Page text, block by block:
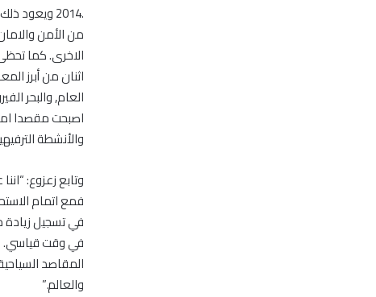
.2014
من الأمن
الاخرى. كما
اثنان من أبرز
العام, والبحر
اصبحت مقصدا
والأنشطة
وتابع زعزوع:
فمع اتمام
في تسجيل
في وقت قياسي.
المقاصد
والعالم.”